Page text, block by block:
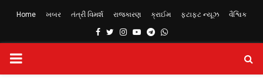
Home ખબર તંત્રી વિમર્શ રાજકારણ ક્રાઈમ ફટાફટ ન્યૂઝ વૈશ્વિક
Facebook
TwitterInstagram
YoutubeTelegram
Whatsapp
PRIMARY